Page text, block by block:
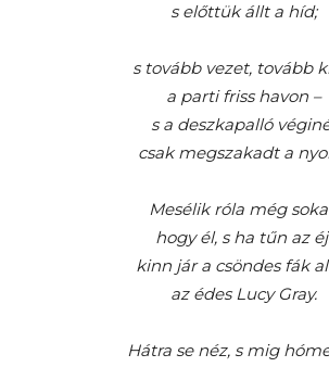
s előttük állt a híd;
s tovább vezet, tovább
a parti friss havon –
s a deszkapalló
csak megszakadt a
Mesélik róla még
hogy él, s ha tűn az
kinn jár a csöndes fák
az édes Lucy Gray.
Hátra se néz, s mig